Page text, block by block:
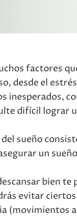
factores
desde el
inesperados,
difícil lograr
del sueño
un
bien
evitar
(movimientos